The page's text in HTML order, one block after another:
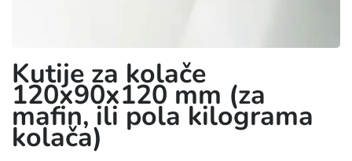
Kutije za kolače
120x90x120 mm (za
mafin, ili pola kilograma
kolača)